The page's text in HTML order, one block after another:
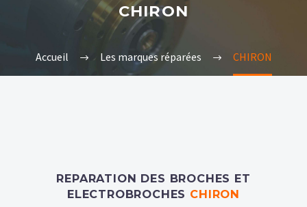
CHIRON
Accueil Les marques réparées CHIRON
REPARATION DES BROCHES ET
ELECTROBROCHES CHIRON